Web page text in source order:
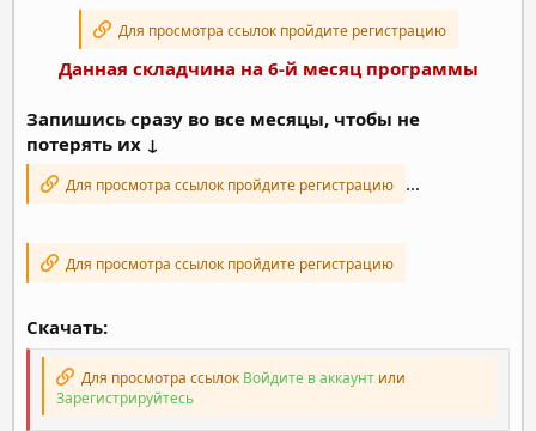
Для просмотра ссылок пройдите регистрацию
Данная складчина на 6-й месяц программы
Запишись сразу во все месяцы, чтобы не
потерять их ↓
Для просмотра ссылок пройдите регистрацию ...
Для просмотра ссылок пройдите регистрацию
Скачать:
Для просмотра ссылок Войдите в аккаунт или
Зарегистрируйтесь